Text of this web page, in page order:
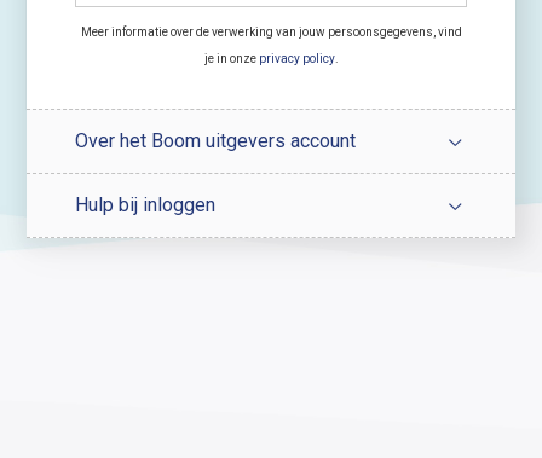
Meer informatie over de verwerking van jouw persoonsgegevens, vind
je in onze privacy policy.
Over het Boom uitgevers account
Hulp bij inloggen